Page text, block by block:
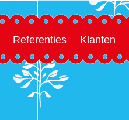
Referenties Klanten